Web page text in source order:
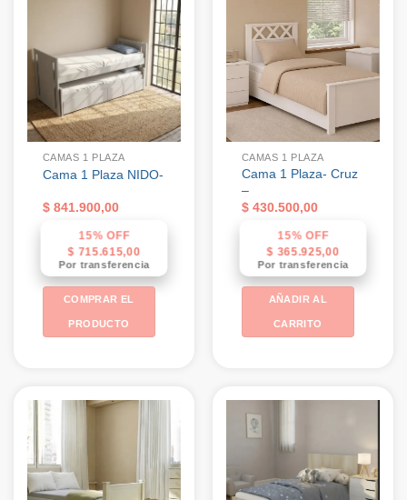
CAMAS 1 PLAZA
Cama 1 Plaza NIDO-
$841.900,00
15% OFF
$ 715.615,00
Por transferencia
COMPRAR EL
PRODUCTO
CAMAS 1 PLAZA
Cama 1 Plaza- Cruz
–
$430.500,00
15% OFF
$ 365.925,00
Por transferencia
AÑADIR AL
CARRITO